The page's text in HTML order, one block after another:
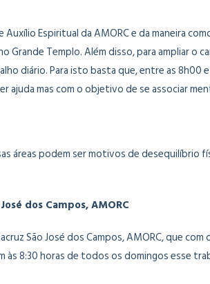
Espiritual da AMORC e da maneira
Grande Templo. Além disso, para ampliar
diário. Para isto basta que, entre as
ajuda mas com o objetivo de se associar
áreas podem ser motivos de
dos Campos, AMORC
São José dos Campos, AMORC, que
8:30 horas de todos os domingos esse